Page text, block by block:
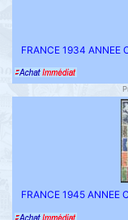
FRANCE 1934 ANNEE
FRANCE 1945 ANNEE